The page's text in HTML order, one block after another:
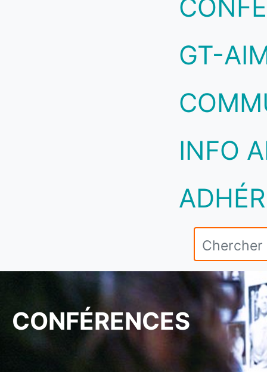
GT-
INFO
CONFÉRENCES